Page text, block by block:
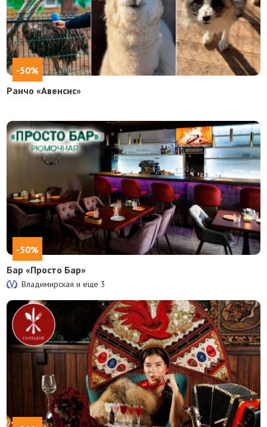
-50%
Ранчо «Авенсис»
-50%
Бар «Просто Бар»
Владимирская и еще 3